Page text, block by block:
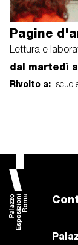
Pagine
Lettura e
dal martedì
Rivolto a: